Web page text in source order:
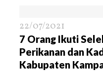
22/07/2021
7 Orang Ikuti
Perikanan dan
Kabupaten